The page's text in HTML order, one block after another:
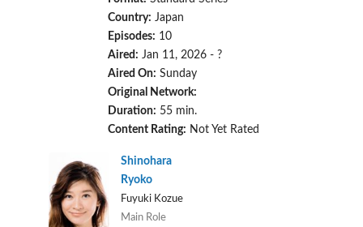
Country: Japan
Episodes: 10
Aired: Jan 11, 2026 - ?
Aired On: Sunday
Original Network:
Duration: 55 min.
Content Rating: Not Yet Rated
Shinohara
Ryoko
Fuyuki Kozue
Main Role